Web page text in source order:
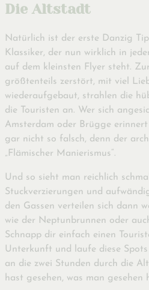
Die Altstadt
Natürlich ist der erste Danzig
Klassiker, der nun wirklich in
auf dem kleinsten Flyer steht.
größtenteils zerstört, mit viel
wiederaufgebaut, strahlen die
die Touristen an. Wer sich
Amsterdam oder Brügge
gar nicht so falsch, denn der
„Flämischer Manierismus“.
Und so sieht man reichlich
Stuckverzierungen und
den Gassen verteilen sich dann
wie der Neptunbrunnen oder
Schnapp dir einfach einen
Unterkunft und laufe diese
an die zwei Stunden durch die
hast gesehen, was man gesehen